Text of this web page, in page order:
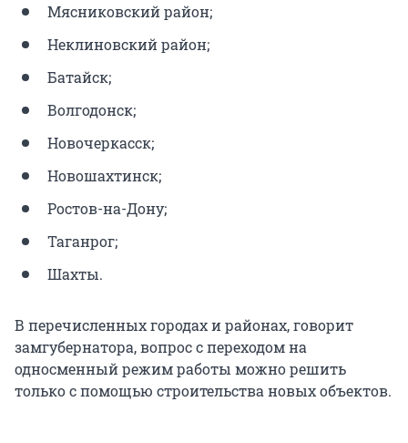
Мясниковский район;
Неклиновский район;
Батайск;
Волгодонск;
Новочеркасск;
Новошахтинск;
Ростов-на-Дону;
Таганрог;
Шахты.
В перечисленных городах и районах, говорит
замгубернатора, вопрос с переходом на
односменный режим работы можно решить
только с помощью строительства новых объектов.